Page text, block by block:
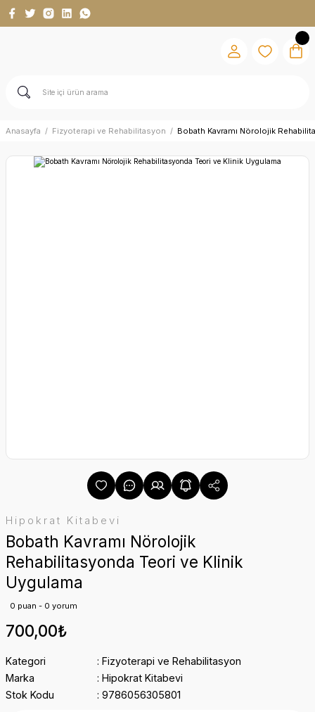
Anasayfa Fizyoterapi ve Rehabilitasyon Bobath Kavramı Nörolojik
Hipokrat Kitabevi
Bobath Kavramı Nörolojik
Rehabilitasyonda Teori ve Klinik
Uygulama
0 puan - 0 yorum
700,00₺
Kategori
Fizyoterapi ve Rehabilitasyon
Marka
Hipokrat Kitabevi
Stok Kodu
9786056305801